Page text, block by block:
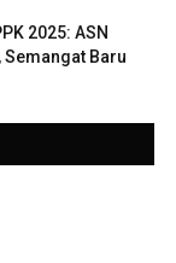
2025: ASN
Semangat Baru